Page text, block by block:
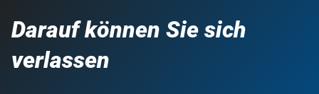
Darauf können Sie sich
verlassen